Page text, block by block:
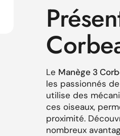
Le Manège 3
les passionnés
utilise des
ces oiseaux,
proximité.
nombreux